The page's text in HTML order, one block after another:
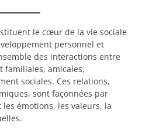
le cœur de la vie sociale
personnel et
des interactions entre
familiales, amicales,
sociales. Ces relations,
sont façonnées par
émotions, les valeurs, la